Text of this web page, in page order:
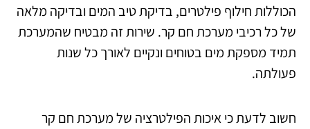
הכוללות חילוף פילטרים, בדיקת טיב המים ובדיקה מלאה
של כל רכיבי מערכת חם קר. שירות זה מבטיח שהמערכת
תמיד מספקת מים בטוחים ונקיים לאורך כל שנות
פעולתה.
חשוב לדעת כי איכות הפילטרציה של מערכת חם קר